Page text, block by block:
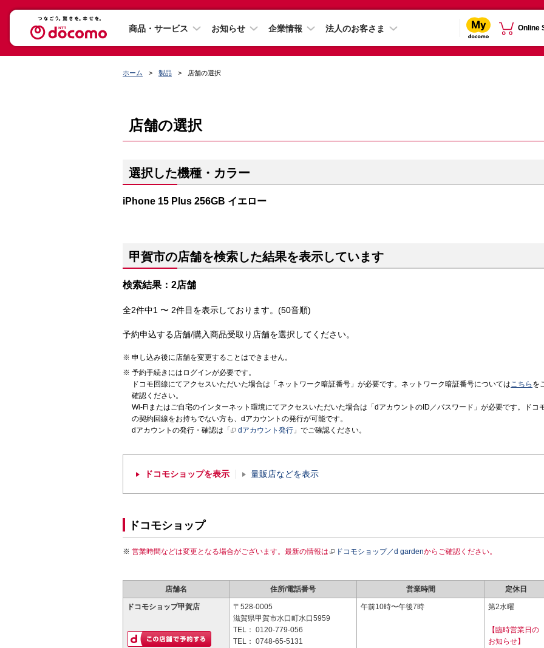
商品・サービス お知らせ 企業情報 法人のお客さま Online
ホーム 製品 店舗の選択
店舗の選択
選択した機種・カラー
iPhone 15 Plus 256GB イエロー
甲賀市の店舗を検索した結果を表示しています
検索結果：2店舗
全2件中1 〜 2件目を表示しております。(50音順)
予約申込する店舗/購入商品受取り店舗を選択してください。
申し込み後に店舗を変更することはできません。
予約手続きにはログインが必要です。
ドコモ回線にてアクセスいただいた場合は「ネットワーク暗証番号」が必要です。ネットワーク暗証番号についてはこちら を
確認ください。
Wi-Fiまたはご自宅のインターネット環境にてアクセスいただいた場合は「dアカウントのID／パスワード」が必要です。ドコ
の契約回線をお持ちでない方も、dアカウントの発行が可能です。
dアカウントの発行・確認は「
dアカウント発行 」でご確認ください。
ドコモショップを表示 量販店などを表示
ドコモショップ
営業時間などは変更となる場合がございます。最新の情報は ドコモショップ／d gardenからご確認ください。
店舗名 住所/電話番号 営業時間 定休日
ドコモショップ甲賀店
〒528-0005
滋賀県甲賀市水口町水口5959
TEL： 0120-779-056
TEL： 0748-65-5131
午前10時〜午後7時 第2水曜
【臨時営業日の
お知らせ】